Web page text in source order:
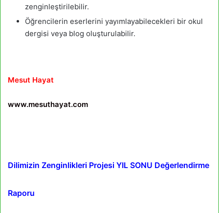
zenginleştirilebilir.
Öğrencilerin eserlerini yayımlayabilecekleri bir okul
dergisi veya blog oluşturulabilir.
Mesut Hayat
www.mesuthayat.com
Dilimizin Zenginlikleri Projesi YIL SONU Değerlendirme
Raporu